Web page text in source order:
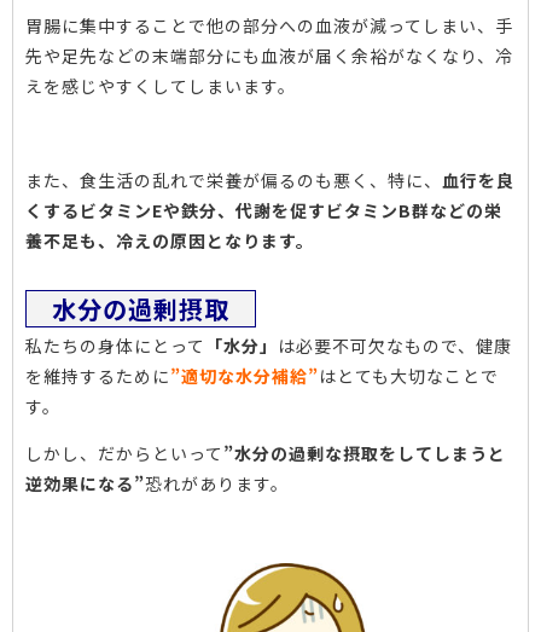
胃腸に集中することで他の部分への血液が減ってしまい、手
先や足先などの末端部分にも血液が届く余裕がなくなり、冷
えを感じやすくしてしまいます。
また、食生活の乱れで栄養が偏るのも悪く、特に、 血行を良
くするビタミンEや鉄分、代謝を促すビタミンB群などの栄
養不足も、冷えの原因となります。
水分の過剰摂取
私たちの身体にとって 「水分」 は必要不可欠なもので、健康
を維持するために”適切な水分補給”はとても大切なことで
す。
しかし、だからといって ”水分の過剰な摂取をしてしまうと
逆効果になる”恐れがあります。